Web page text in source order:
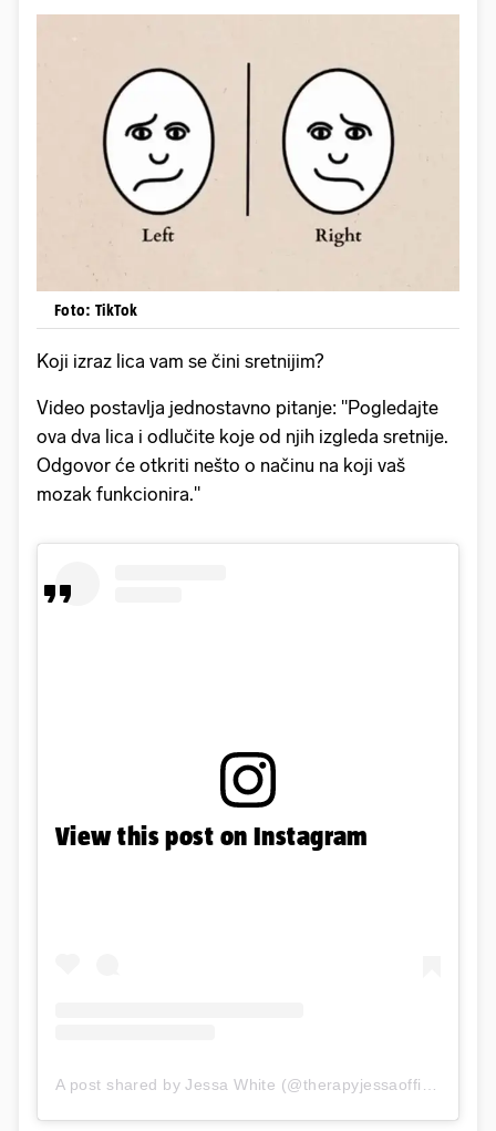
Foto: TikTok
Koji izraz lica vam se čini sretnijim?
Video postavlja jednostavno pitanje: "Pogledajte
ova dva lica i odlučite koje od njih izgleda sretnije.
Odgovor će otkriti nešto o načinu na koji vaš
mozak funkcionira."
View this post on Instagram
A post shared by Jessa White (@therapyjessaofficial)